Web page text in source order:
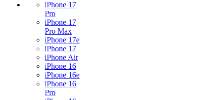
iPhone 17
Pro
iPhone 17
Pro Max
iPhone 17e
iPhone 17
iPhone Air
iPhone 16
iPhone 16e
iPhone 16
Pro